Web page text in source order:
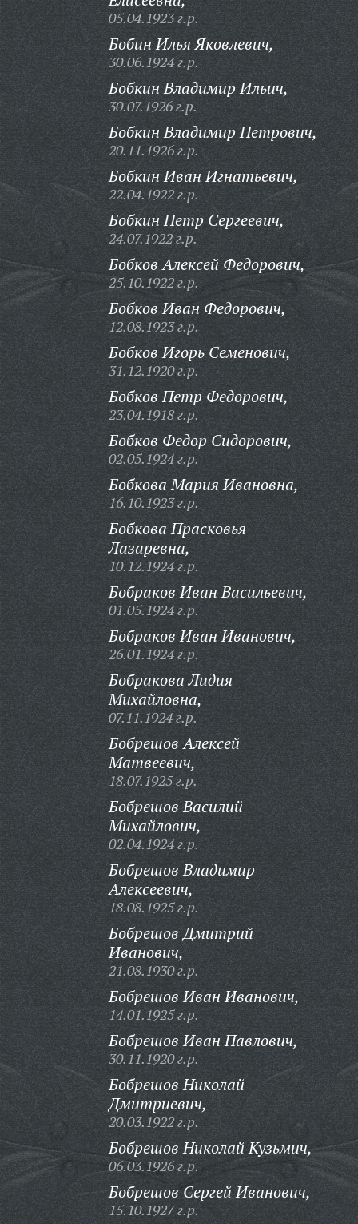
05.04.1923 г.р.
Бобин Илья Яковлевич,
30.06.1924 г.р.
Бобкин Владимир Ильич,
30.07.1926 г.р.
Бобкин Владимир Петрович,
20.11.1926 г.р.
Бобкин Иван Игнатьевич,
22.04.1922 г.р.
Бобкин Петр Сергеевич,
24.07.1922 г.р.
Бобков Алексей Федорович,
25.10.1922 г.р.
Бобков Иван Федорович,
12.08.1923 г.р.
Бобков Игорь Семенович,
31.12.1920 г.р.
Бобков Петр Федорович,
23.04.1918 г.р.
Бобков Федор Сидорович,
02.05.1924 г.р.
Бобкова Мария Ивановна,
16.10.1923 г.р.
Бобкова Прасковья
Лазаревна,
10.12.1924 г.р.
Бобраков Иван Васильевич,
01.05.1924 г.р.
Бобраков Иван Иванович,
26.01.1924 г.р.
Бобракова Лидия
Михайловна,
07.11.1924 г.р.
Бобрешов Алексей
Матвеевич,
18.07.1925 г.р.
Бобрешов Василий
Михайлович,
02.04.1924 г.р.
Бобрешов Владимир
Алексеевич,
18.08.1925 г.р.
Бобрешов Дмитрий
Иванович,
21.08.1930 г.р.
Бобрешов Иван Иванович,
14.01.1925 г.р.
Бобрешов Иван Павлович,
30.11.1920 г.р.
Бобрешов Николай
Дмитриевич,
20.03.1922 г.р.
Бобрешов Николай Кузьмич,
06.03.1926 г.р.
Бобрешов Сергей Иванович,
15.10.1927 г.р.